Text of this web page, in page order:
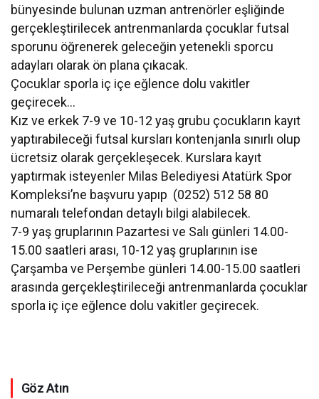
bünyesinde bulunan uzman antrenörler eşliğinde
gerçekleştirilecek antrenmanlarda çocuklar futsal
sporunu öğrenerek geleceğin yetenekli sporcu
adayları olarak ön plana çıkacak.
Çocuklar sporla iç içe eğlence dolu vakitler
geçirecek…
Kız ve erkek 7-9 ve 10-12 yaş grubu çocukların kayıt
yaptırabileceği futsal kursları kontenjanla sınırlı olup
ücretsiz olarak gerçekleşecek. Kurslara kayıt
yaptırmak isteyenler Milas Belediyesi Atatürk Spor
Kompleksi’ne başvuru yapıp (0252) 512 58 80
numaralı telefondan detaylı bilgi alabilecek.
7-9 yaş gruplarının Pazartesi ve Salı günleri 14.00-
15.00 saatleri arası, 10-12 yaş gruplarının ise
Çarşamba ve Perşembe günleri 14.00-15.00 saatleri
arasında gerçekleştirileceği antrenmanlarda çocuklar
sporla iç içe eğlence dolu vakitler geçirecek.
Göz Atın